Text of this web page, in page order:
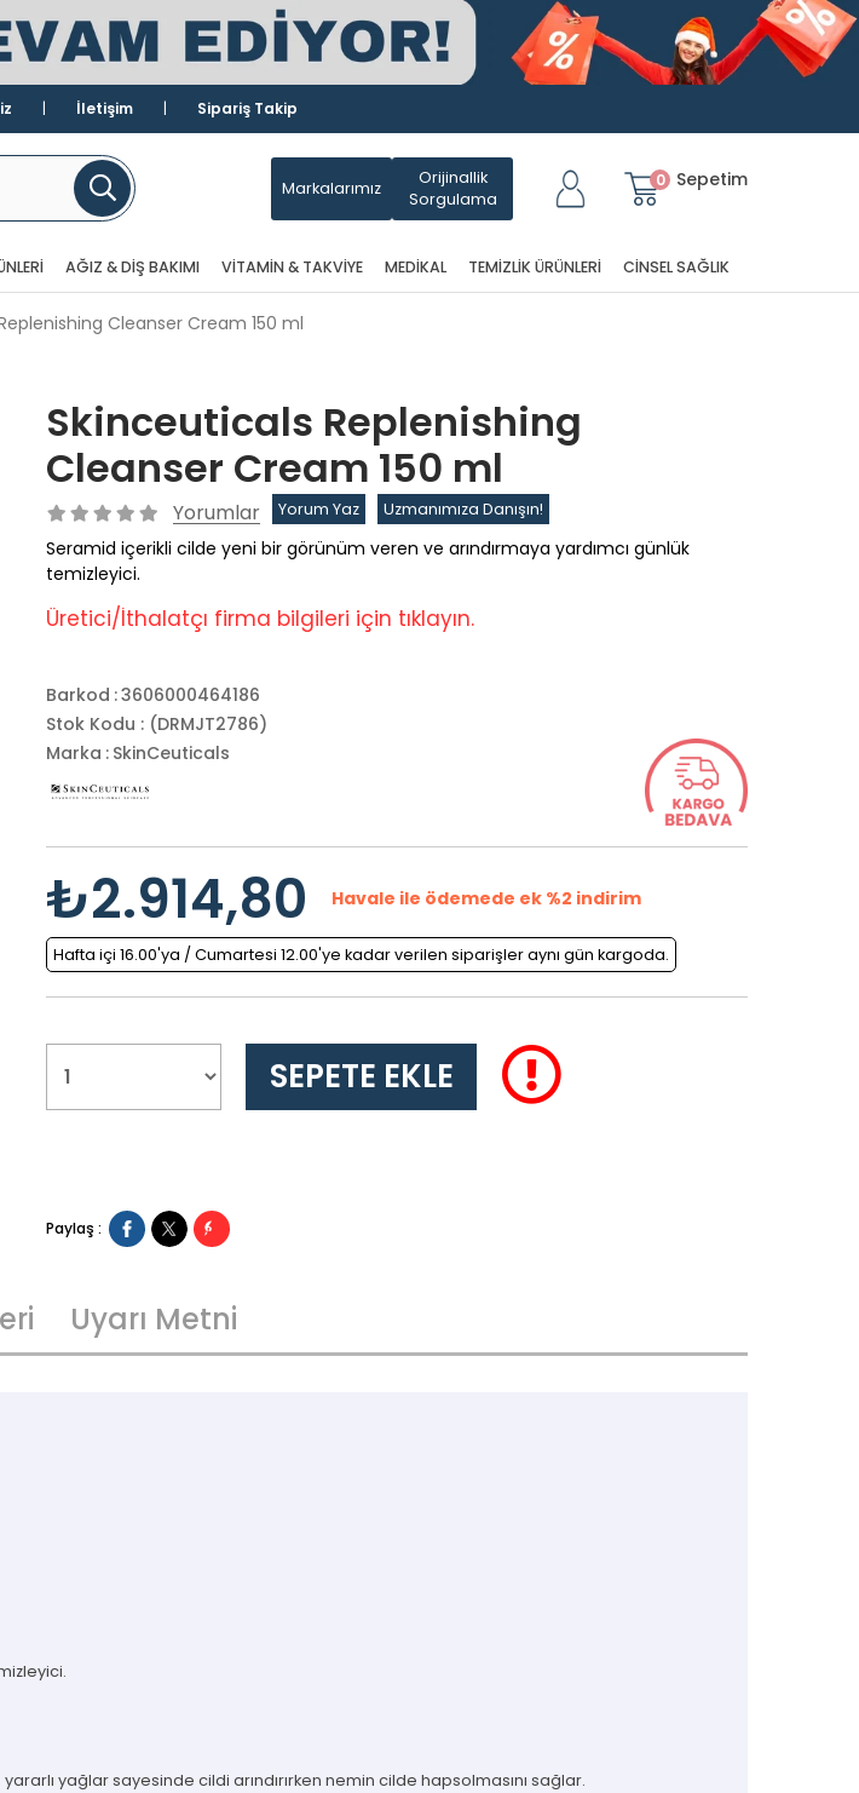
İletişim Sipariş Takip
Sepetim
0
Markalarımız
Orijinallik
Sorgulama
AĞIZ & DIŞ BAKIMI VITAMIN & TAKVIYE MEDIKAL TEMIZLIK ÜRÜNLERI CINSEL SAĞLIK
Cleanser Cream 150 ml
Skinceuticals Replenishing
Cleanser Cream 150 ml
Yorumlar Yorum Yaz Uzmanımıza Danışın!
Seramid içerikli cilde yeni bir görünüm veren ve arındırmaya yardımcı günlük
temizleyici.
Üretici/İthalatçı firma bilgileri için tıklayın.
Barkod :3606000464186
Stok Kodu
(DRMJT2786)
Marka : SkinCeuticals
₺2.914,80 Havale ile ödemede ek %2 indirim
Hafta içi 16.00'ya / Cumartesi 12.00'ye kadar verilen siparişler aynı gün kargoda.
Paylaş :
Uyarı Metni
yağlar sayesinde cildi arındırırken nemin cilde hapsolmasını sağlar.